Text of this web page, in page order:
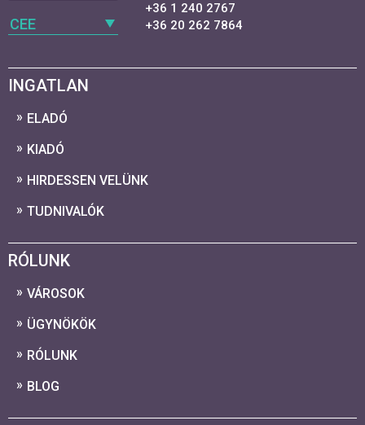
CEE
+36 1 240 2767
+36 20 262 7864
INGATLAN
ELADÓ
KIADÓ
HIRDESSEN VELÜNK
TUDNIVALÓK
RÓLUNK
VÁROSOK
ÜGYNÖKÖK
RÓLUNK
BLOG